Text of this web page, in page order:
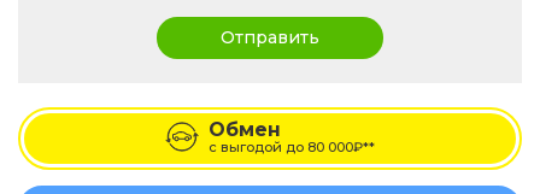
Отправить
Обмен
с выгодой до 80 000₽**